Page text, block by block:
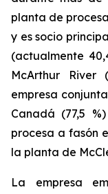
planta de
y es socio
(actualmente
McArthur River
empresa
Canadá (77,5
procesa a fasón
la planta de
La empresa